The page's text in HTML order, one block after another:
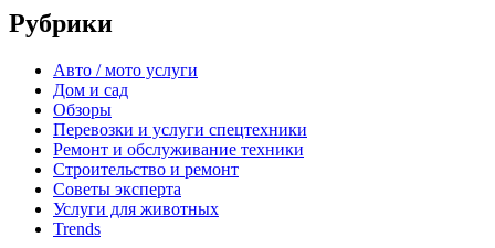
Рубрики
Авто / мото услуги
Дом и сад
Обзоры
Перевозки и услуги спецтехники
Ремонт и обслуживание техники
Строительство и ремонт
Советы эксперта
Услуги для животных
Trends